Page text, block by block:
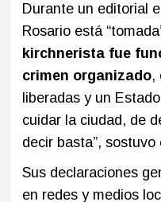
Durante un editorial
Rosario está
kirchnerista fue
crimen organizado,
liberadas y un
cuidar la ciudad, de
decir basta”,
Sus declaraciones
en redes y medios